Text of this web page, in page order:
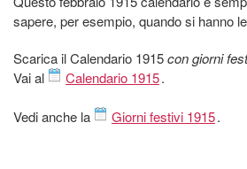
sapere, per esempio, quando si hanno
Scarica il Calendario 1915con giorni
Vai al
Calendario 1915.
Vedi anche la Giorni festivi 1915.